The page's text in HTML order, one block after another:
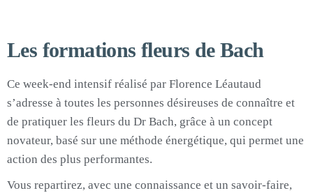
Les formations fleurs de Bach
Ce week-end intensif réalisé par Florence Léautaud
s’adresse à toutes les personnes désireuses de connaître et
de pratiquer les fleurs du Dr Bach, grâce à un concept
novateur, basé sur une méthode énergétique, qui permet une
action des plus performantes.
Vous repartirez, avec une connaissance et un savoir-faire,